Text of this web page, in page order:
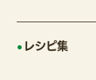
レシピ集